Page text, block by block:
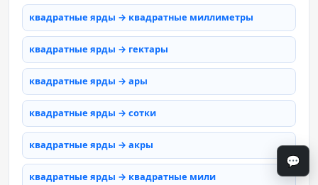
квадратные ярды → квадратные миллиметры
квадратные ярды → гектары
квадратные ярды → ары
квадратные ярды → сотки
квадратные ярды → акры
квадратные ярды → квадратные мили
💬